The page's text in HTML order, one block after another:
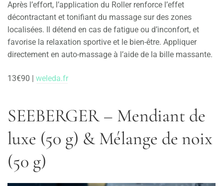
Après l’effort, l’application du Roller renforce l’effet
décontractant et tonifiant du massage sur des zones
localisées. Il détend en cas de fatigue ou d’inconfort, et
favorise la relaxation sportive et le bien-être. Appliquer
directement en auto-massage à l’aide de la bille massante.
13€90 | weleda.fr
SEEBERGER– Mendiant de
luxe (50 g) & Mélange de noix
(50 g)